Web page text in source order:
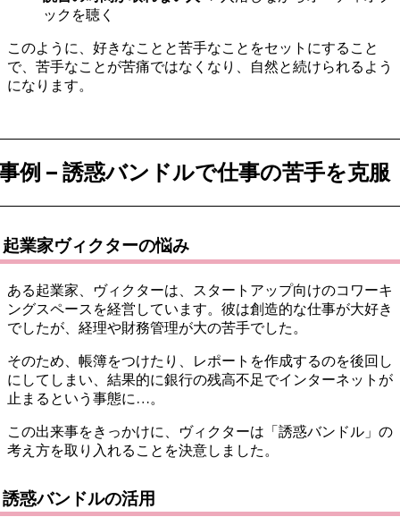
ックを聴く
このように、好きなことと苦手なことをセットにすること
で、苦手なことが苦痛ではなくなり、自然と続けられるよう
になります。
例 – 誘惑バンドルで仕事の苦手を克服
起業家ヴィクターの悩み
ある起業家、ヴィクターは、スタートアップ向けのコワーキ
ングスペースを経営しています。彼は創造的な仕事が大好き
でしたが、経理や財務管理が大の苦手でした。
そのため、帳簿をつけたり、レポートを作成するのを後回し
にしてしまい、結果的に銀行の残高不足でインターネットが
止まるという事態に…。
この出来事をきっかけに、ヴィクターは「誘惑バンドル」の
考え方を取り入れることを決意しました。
誘惑バンドルの活用